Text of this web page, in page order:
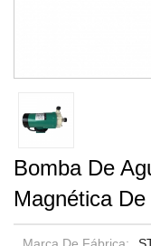
Bomba De
Magnética